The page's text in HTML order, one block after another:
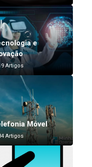
e
Artigos
Móvel
Artigos